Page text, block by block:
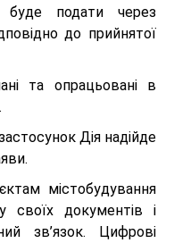
подати через
до прийнятої
та опрацьовані в
Дія надійде
містобудування
своїх документів і
зв’язок. Цифрові